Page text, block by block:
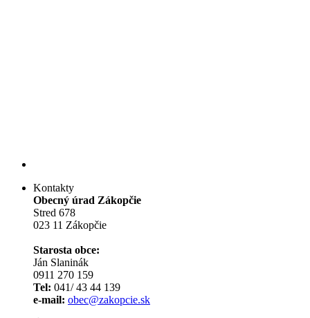
Kontakty
Obecný úrad Zákopčie
Stred 678
023 11 Zákopčie
Starosta obce:
Ján Slaninák
0911 270 159
Tel: 041/ 43 44 139
e-mail: obec@zakopcie.sk